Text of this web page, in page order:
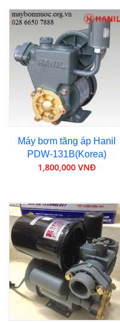
Máy bơm tăng áp Hanil
PDW-131B(Korea)
1,800,000 VNĐ